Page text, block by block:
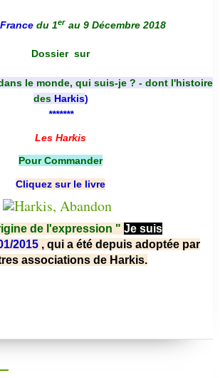
France du 1er au 9 Décembre 2018
Dossier sur
le monde, qui suis-je ? - dont l'histoire
des Harkis)
*******
Les Harkis
Pour Commander
Cliquez sur le livre
de l'expression " Je suis
2015 , qui a été depuis adoptée par
associations de Harkis.